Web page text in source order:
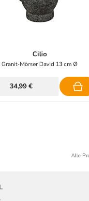
Cilio
Granit-Mörser David 13 cm Ø
34,99 €
Alle